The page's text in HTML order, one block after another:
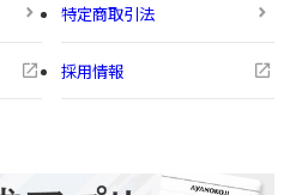
特定商取引法
採用情報